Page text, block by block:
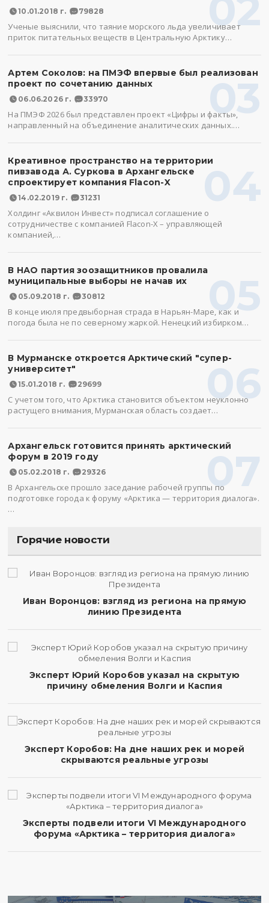
10.01.2018 г. 79828
Ученые выяснили, что таяние морского льда увеличивает
приток питательных веществ в Центральную Арктику…
03
Артем Соколов: на ПМЭФ впервые был реализован
проект по сочетанию данных
06.06.2026 г. 33970
На ПМЭФ 2026 был представлен проект «Цифры и факты»,
направленный на объединение аналитических данных.…
04
Креативное пространство на территории
пивзавода А. Суркова в Архангельске
спроектирует компания Flacon-X
14.02.2019 г. 31231
Холдинг «Аквилон Инвест» подписал соглашение о
сотрудничестве с компанией Flacon-X – управляющей
компанией,…
05
В НАО партия зоозащитников провалила
муниципальные выборы не начав их
05.09.2018 г. 30812
В конце июля предвыборная страда в Нарьян-Маре, как и
погода была не по северному жаркой. Ненецкий избирком…
06
В Мурманске откроется Арктический "супер-
университет"
15.01.2018 г. 29699
С учетом того, что Арктика становится объектом неуклонно
растущего внимания, Мурманская область создает…
07
Архангельск готовится принять арктический
форум в 2019 году
05.02.2018 г. 29326
В Архангельске прошло заседание рабочей группы по
подготовке города к форуму «Арктика — территория диалога».
…
Горячие новости
Иван Воронцов: взгляд из региона на прямую
линию Президента
Эксперт Юрий Коробов указал на скрытую
причину обмеления Волги и Каспия
Эксперт Коробов: На дне наших рек и морей
скрываются реальные угрозы
Эксперты подвели итоги VI Международного
форума «Арктика – территория диалога»